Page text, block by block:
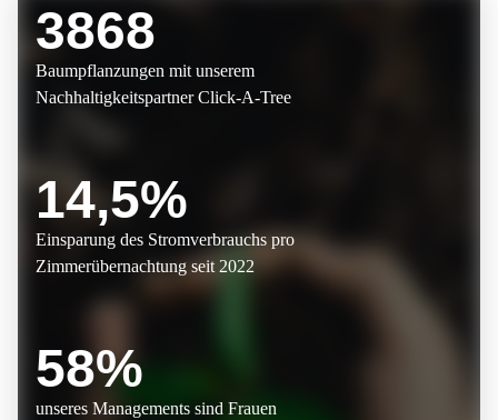
3868
Baumpflanzungen mit unserem
Nachhaltigkeitspartner Click-A-Tree
14,5%
Einsparung des Stromverbrauchs pro
Zimmerübernachtung seit 2022
58%
unseres Managements sind Frauen